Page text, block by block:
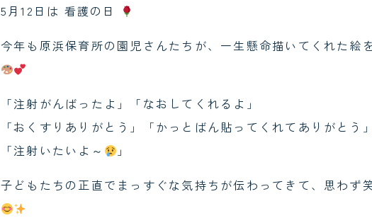
5月12日は 看護の日
今年も原浜保育所の園児さんたちが、一生懸命描いてくれた絵
「注射がんばったよ」「なおしてくれるよ」
「おくすりありがとう」「かっとばん貼ってくれてありがとう
「注射いたいよ～
」
子どもたちの正直でまっすぐな気持ちが伝わってきて、思わず